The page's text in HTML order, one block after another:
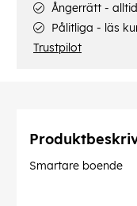
Ångerrätt -
Pålitliga - läs
Trustpilot
Smartare boende